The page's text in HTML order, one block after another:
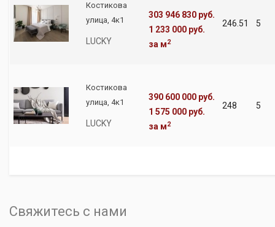
Костикова
улица, 4к1
LUCKY
303 946 830 руб.
1 233 000 руб.
за м2
246.51 5
Костикова
улица, 4к1
LUCKY
390 600 000 руб.
1 575 000 руб.
за м2
248 5
Свяжитесь с нами